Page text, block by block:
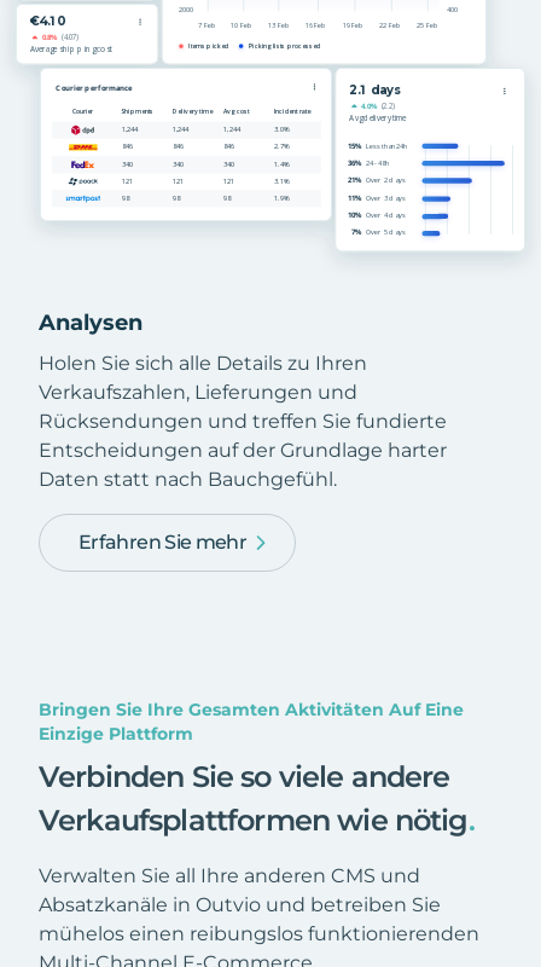
Analysen
Holen Sie sich alle Details zu Ihren
Verkaufszahlen, Lieferungen und
Rücksendungen und treffen Sie fundierte
Entscheidungen auf der Grundlage harter
Daten statt nach Bauchgefühl.
Erfahren Sie mehr
Bringen Sie Ihre Gesamten Aktivitäten Auf Eine
Einzige Plattform
Verbinden Sie so viele andere
Verkaufsplattformen wie nötig.
Verwalten Sie all Ihre anderen CMS und
Absatzkanäle in Outvio und betreiben Sie
mühelos einen reibungslos funktionierenden